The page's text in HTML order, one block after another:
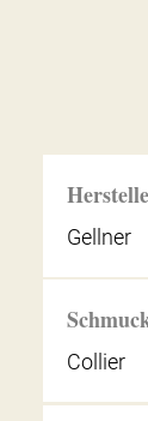
Gellner
Collier